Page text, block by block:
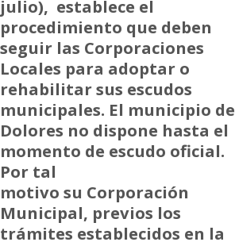
julio), establece el
procedimiento que deben
seguir las Corporaciones
Locales para adoptar o
rehabilitar sus escudos
municipales. El municipio de
Dolores no dispone hasta el
momento de escudo oficial.
Por tal
motivo su Corporación
Municipal, previos los
trámites establecidos en la